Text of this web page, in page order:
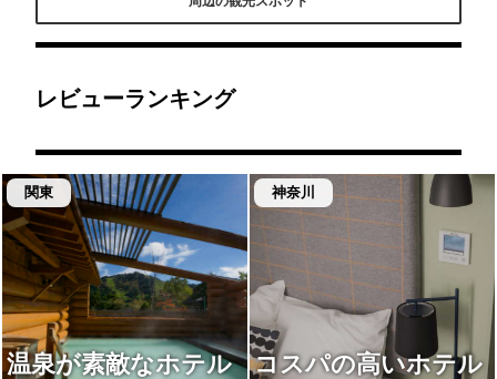
ンドガラスがきれいな展
呼ぶシンフォニーなど見
フォトスポットになりま
すよ。
きて、特に夕方は黄金に
輝くすすきを見ることが
合うのでぜひ行ってみて
す。約3000年前の箱根火
爆裂跡がここ大涌谷で
レビューランキング
関東
温泉が素敵なホテル
神奈川
コスパの高いホテル